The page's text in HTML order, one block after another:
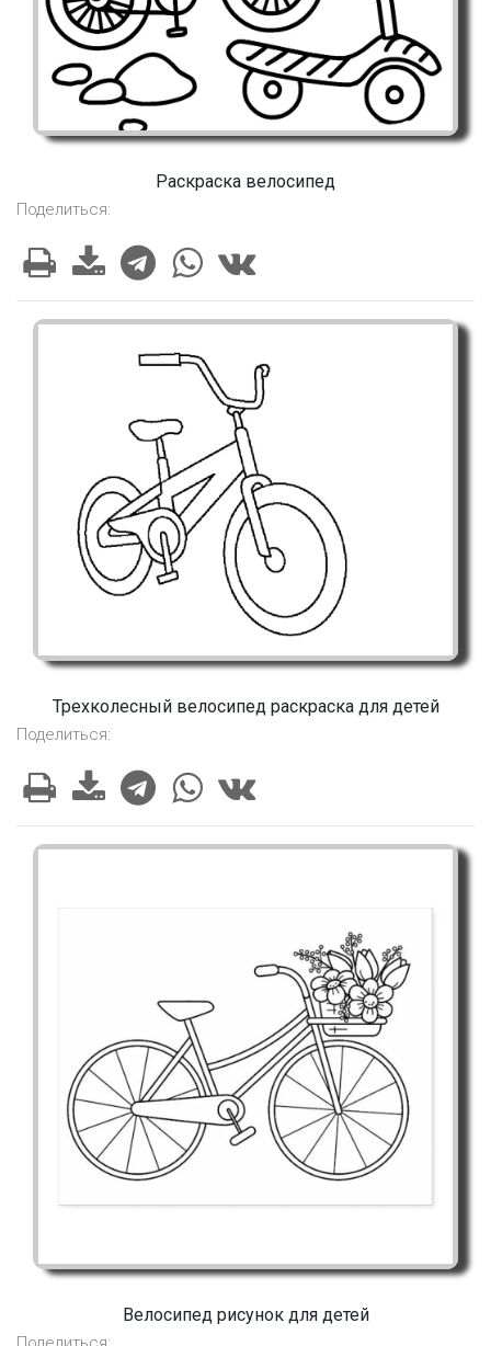
Раскраска велосипед
Поделиться:
Трехколесный велосипед раскраска для детей
Поделиться:
Велосипед рисунок для детей